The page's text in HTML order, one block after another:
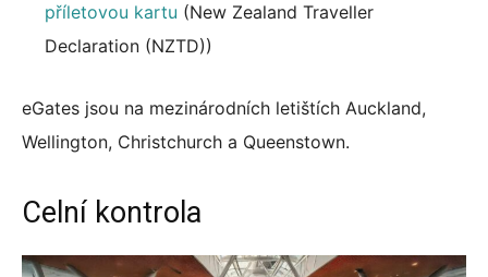
příletovou kartu (New Zealand Traveller
Declaration (NZTD))
eGates jsou na mezinárodních letištích Auckland,
Wellington, Christchurch a Queenstown.
Celní kontrola